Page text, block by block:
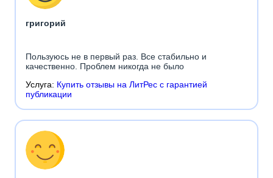
григорий
Пользуюсь не в первый раз. Все стабильно и
качественно. Проблем никогда не было
Услуга: Купить отзывы на ЛитРес с гарантией
публикации